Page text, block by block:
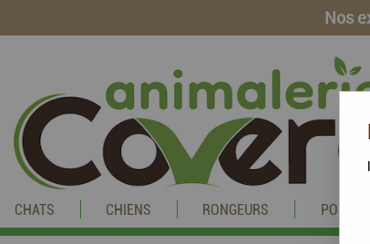
Nos
CHATS CHIENS RONGEURS